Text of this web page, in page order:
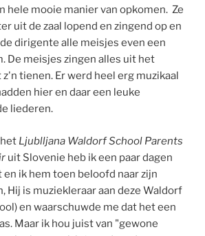
hele mooie manier van opkomen. Ze
uit de zaal lopend en zingend op en
dirigente alle meisjes even een
De meisjes zingen alles uit het
tienen. Er werd heel erg muzikaal
hier en daar een leuke
liederen.
Ljublljana Waldorf School Parents
uit Slovenie heb ik een paar dagen
ik hem toen beloofd naar zijn
Hij is muziekleraar aan deze Waldorf
en waarschuwde me dat het een
Maar ik hou juist van "gewone